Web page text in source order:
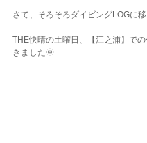
さて、そろそろダイビングLOGに
THE快晴の土曜日、【江之浦】で
きました🌞